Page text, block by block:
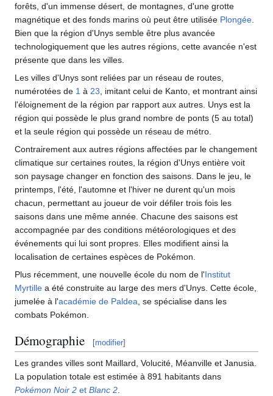
forêts, d'un immense désert, de montagnes, d'une grotte
magnétique et des fonds marins où peut être utilisée Plongée
Bien que la région d'Unys semble être plus avancée
technologiquement que les autres régions, cette avancée n'est
présente que dans les villes.
Les villes d'Unys sont reliées par un réseau de routes,
numérotées de 1 à 23 , imitant celui de Kanto, et montrant ainsi
l'éloignement de la région par rapport aux autres. Unys est la
région qui possède le plus grand nombre de ponts (5 au total)
et la seule région qui possède un réseau de métro.
Contrairement aux autres régions affectées par le changement
climatique sur certaines routes, la région d'Unys entière voit
son paysage changer en fonction des saisons. Dans le jeu, le
printemps, l'été, l'automne et l'hiver ne durent qu'un mois
chacun, permettant au joueur de voir défiler trois fois les
saisons dans une même année. Chacune des saisons est
accompagnée par des conditions météorologiques et des
événements qui lui sont propres. Elles modifient ainsi la
localisation de certaines espèces de Pokémon.
Plus récemment, une nouvelle école du nom de l'Institut
Myrtille a été construite au large des mers d'Unys. Cette école,
jumelée à l'académie de Paldea , se spécialise dans les
combats Pokémon.
Démographie [modifier]
Les grandes villes sont Maillard, Volucité, Méanville et Janusia.
La population totale est estimée à 891 habitants dans
Pokémon Noir 2 et Blanc 2